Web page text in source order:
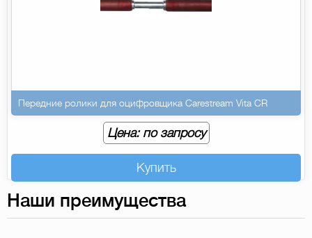
Передние ролики для оцифровщика Carestream Vita CR
Цена: по запросу
Купить
Наши преимущества